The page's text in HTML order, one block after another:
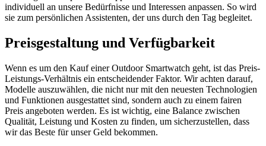
individuell an unsere Bedürfnisse und Interessen anpassen. So wird
sie zum persönlichen Assistenten, der uns durch den Tag begleitet.
Preisgestaltung und Verfügbarkeit
Wenn es um den Kauf einer Outdoor Smartwatch geht, ist das Preis-
Leistungs-Verhältnis ein entscheidender Faktor. Wir achten darauf,
Modelle auszuwählen, die nicht nur mit den neuesten Technologien
und Funktionen ausgestattet sind, sondern auch zu einem fairen
Preis angeboten werden. Es ist wichtig, eine Balance zwischen
Qualität, Leistung und Kosten zu finden, um sicherzustellen, dass
wir das Beste für unser Geld bekommen.